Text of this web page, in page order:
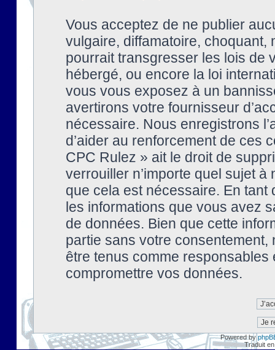
Vous acceptez de ne publier
vulgaire, diffamatoire, choquant,
pourrait transgresser les lois de
hébergé, ou encore la loi
vous vous exposez à un
avertirons votre fournisseur
nécessaire. Nous enregistrons
d’aider au renforcement de ces
CPC Rulez » ait le droit de
verrouiller n’importe quel sujet à
que cela est nécessaire. En tant
les informations que vous avez
de données. Bien que cette
partie sans votre
être tenus comme
compromettre vos données.
Powered by
Traduit